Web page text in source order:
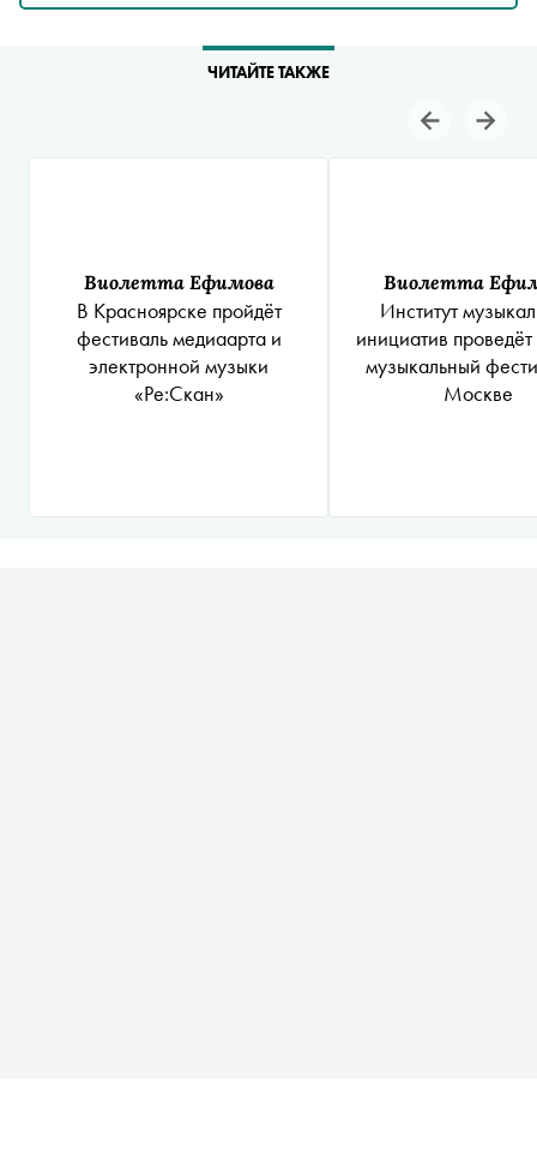
ЧИТАЙТЕ ТАКЖЕ
Виолетта Ефимова
В Красноярске пройдёт
фестиваль медиаарта и
электронной музыки
«Ре:Скан»
Виолетта
Институт
инициатив
музыкальный
Москве